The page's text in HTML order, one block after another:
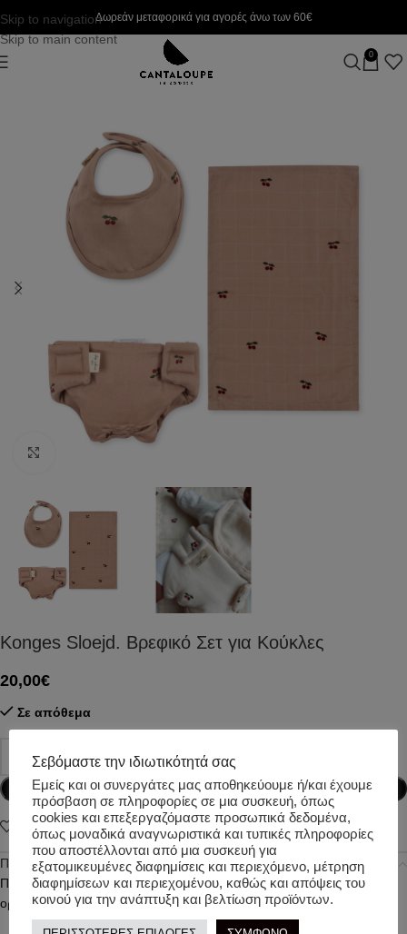
Skip to navigation
Skip to main content
Δωρεάν μεταφορικά για αγορές άνω των 60€
0
Konges Sloejd. Βρεφικό Σετ για Κούκλες
20,00€
Σε απόθεμα
Προσθήκη στο καλάθι
Add to wishlist
Περιγραφή
Πάνα που κλείνει με velcro, σαλιάρα και μουσελίνα, όλα από 100%
οργανικό βαμβάκι.
Σεβόμαστε την ιδιωτικότητά σας
Εμείς και οι συνεργάτες μας αποθηκεύουμε ή/και έχουμε
πρόσβαση σε πληροφορίες σε μια συσκευή, όπως
cookies και επεξεργαζόμαστε προσωπικά δεδομένα,
όπως μοναδικά αναγνωριστικά και τυπικές πληροφορίες
που αποστέλλονται από μια συσκευή για
εξατομικευμένες διαφημίσεις και περιεχόμενο, μέτρηση
διαφημίσεων και περιεχομένου, καθώς και απόψεις του
κοινού για την ανάπτυξη και βελτίωση προϊόντων.